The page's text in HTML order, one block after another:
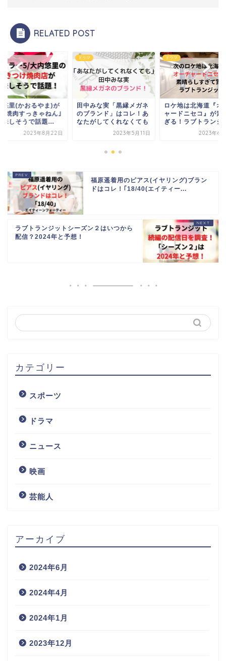
RELATED POST
悠里(かおるやま)が
｢焼肉すっきゃねん｣
味しそうで話題...
2023年8月22日
ドラマ
田中みな実「黒縁メガネ
のブランド」はコレ！あ
なたがしてくれなくても
2023年5月11日
ドラマ
ロケ地は北海道『オ
ャードニセコ』が素
ぎる！ラブトランジ
2023年6
福原遥着用のピアス(イヤリング)ブラン
ドはコレ！｢18/40(エイティー...
ラブトランジットシーズン２はいつから
配信？2024年と予想！
カテゴリー
スポーツ
ドラマ
ニュース
映画
芸能人
アーカイブ
2024年6月
2024年4月
2024年1月
2023年12月